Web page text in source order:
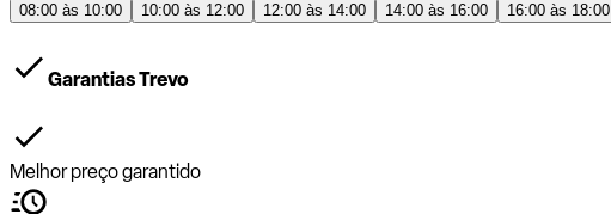
08:00 às 10:00 10:00 às 12:00 12:00 às 14:00 14:00 às 16:00 16:00 às 18:00
Garantias Trevo
Melhor preço garantido